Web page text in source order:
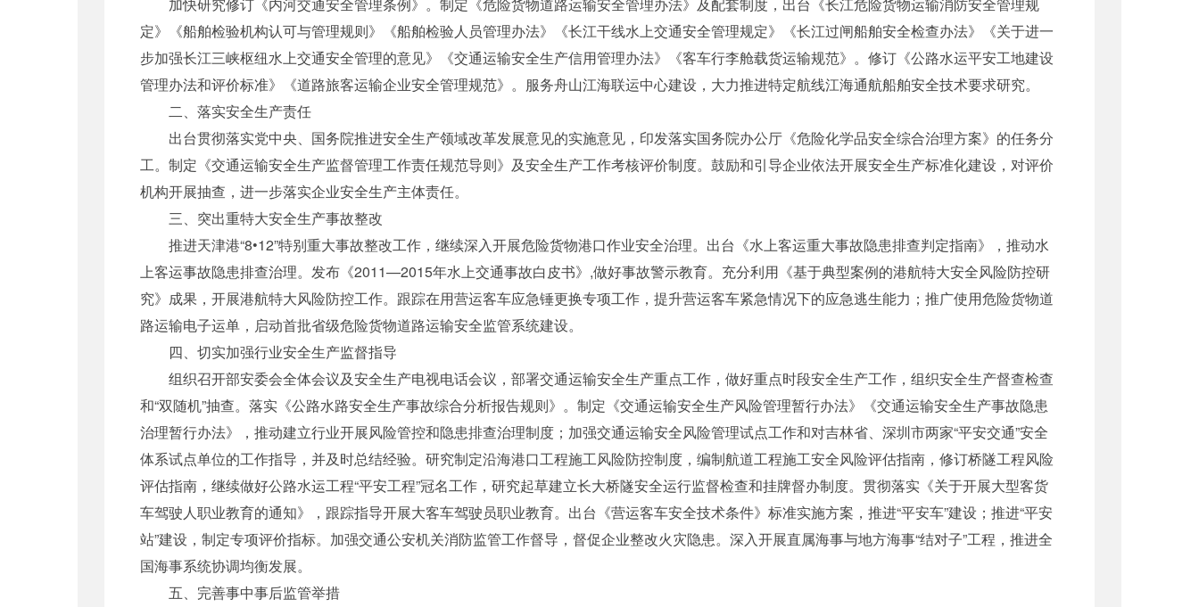
定》《船舶检验机构认可与管理规则》《船舶检验人员管理办法》《长江干线水上交通安全管理规定》《长江过闸船舶安全检查办法》《关于进一
步加强长江三峡枢纽水上交通安全管理的意见》《交通运输安全生产信用管理办法》《客车行李舱载货运输规范》。修订《公路水运平安工地建设
管理办法和评价标准》《道路旅客运输企业安全管理规范》。服务舟山江海联运中心建设，大力推进特定航线江海通航船舶安全技术要求研究。
二、落实安全生产责任
出台贯彻落实党中央、国务院推进安全生产领域改革发展意见的实施意见，印发落实国务院办公厅《危险化学品安全综合治理方案》的任务分
工。制定《交通运输安全生产监督管理工作责任规范导则》及安全生产工作考核评价制度。鼓励和引导企业依法开展安全生产标准化建设，对评价
机构开展抽查，进一步落实企业安全生产主体责任。
三、突出重特大安全生产事故整改
推进天津港“8•12”特别重大事故整改工作，继续深入开展危险货物港口作业安全治理。出台《水上客运重大事故隐患排查判定指南》，推动水
上客运事故隐患排查治理。发布《2011—2015年水上交通事故白皮书》,做好事故警示教育。充分利用《基于典型案例的港航特大安全风险防控研
究》成果，开展港航特大风险防控工作。跟踪在用营运客车应急锤更换专项工作，提升营运客车紧急情况下的应急逃生能力；推广使用危险货物道
路运输电子运单，启动首批省级危险货物道路运输安全监管系统建设。
四、切实加强行业安全生产监督指导
组织召开部安委会全体会议及安全生产电视电话会议，部署交通运输安全生产重点工作，做好重点时段安全生产工作，组织安全生产督查检查
和“双随机”抽查。落实《公路水路安全生产事故综合分析报告规则》。制定《交通运输安全生产风险管理暂行办法》《交通运输安全生产事故隐患
治理暂行办法》，推动建立行业开展风险管控和隐患排查治理制度；加强交通运输安全风险管理试点工作和对吉林省、深圳市两家“平安交通”安全
体系试点单位的工作指导，并及时总结经验。研究制定沿海港口工程施工风险防控制度，编制航道工程施工安全风险评估指南，修订桥隧工程风险
评估指南，继续做好公路水运工程“平安工程”冠名工作，研究起草建立长大桥隧安全运行监督检查和挂牌督办制度。贯彻落实《关于开展大型客货
车驾驶人职业教育的通知》，跟踪指导开展大客车驾驶员职业教育。出台《营运客车安全技术条件》标准实施方案，推进“平安车”建设；推进“平安
站”建设，制定专项评价指标。加强交通公安机关消防监管工作督导，督促企业整改火灾隐患。深入开展直属海事与地方海事“结对子”工程，推进全
国海事系统协调均衡发展。
五、完善事中事后监管举措